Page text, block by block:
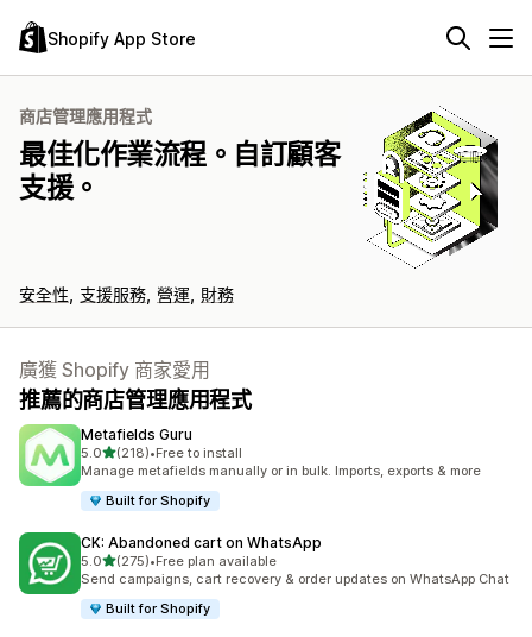
Shopify App Store
商店管理應用程式
最佳化作業流程。自訂顧客
支援。
安全性 支援服務 營運 財務
廣獲 Shopify 商家愛用
推薦的商店管理應用程式
Metafields Guru
5.0滿分 5 顆星
(218)
共有 218 則評價
•Free to install
Manage metafields manually or in bulk. Imports, exports & more
Built for Shopify
CK: Abandoned cart on WhatsApp
5.0滿分 5 顆星
(275)
共有 275 則評價
•Free plan available
Send campaigns, cart recovery & order updates on WhatsApp Chat
Built for Shopify